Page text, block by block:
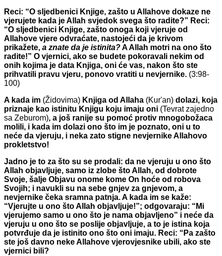
Reci: “O sljedbenici Knjige, zašto u Allahove dokaze ne
vjerujete kada je Allah svjedok svega što radite?” Reci:
“O sljedbenici Knjige, zašto onoga koji vjeruje od
Allahove vjere odvraćate, nastojeći da je krivom
prikažete, a znate da je istinita?A Allah motri na ono što
radite!” O vjernici, ako se budete pokoravali nekim od
onih kojima je data Knjiga, oni će vas, nakon što ste
prihvatili pravu vjeru, ponovo vratiti u nevjernike. (3:98-
100)
A kada im (Židovima) Knjiga od Allaha (Kur'an) dolazi, koja
priznaje kao istinitu Knjigu koju imaju oni (Tevrat zajedno
sa Zeburom), a još ranije su pomoć protiv mnogobožaca
molili, i kada im dolazi ono što im je poznato, oni u to
neće da vjeruju, i neka zato stigne nevjernike Allahovo
prokletstvo!
Jadno je to za što su se prodali: da ne vjeruju u ono što
Allah objavljuje, samo iz zlobe što Allah, od dobrote
Svoje, šalje Objavu onome kome On hoće od robova
Svojih; i navukli su na sebe gnjev za gnjevom, a
nevjernike čeka sramna patnja. A kada im se kaže:
“Vjerujte u ono što Allah objavljuje!”; odgovaraju: “Mi
vjerujemo samo u ono što je nama objavljeno” i neće da
vjeruju u ono što se poslije objavljuje, a to je istina koja
potvrđuje da je istinito ono što oni imaju. Reci: “Pa zašto
ste još davno neke Allahove vjerovjesnike ubili, ako ste
vjernici bili?